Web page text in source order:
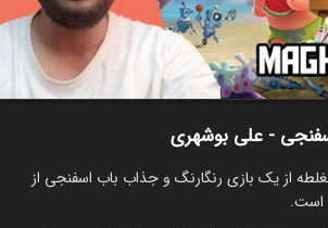
قسمت‌ها سریال‌های مشابه
- علی بوشهری
از یک بازی رنگارنگ و جذاب باب اسفنجی از
است.